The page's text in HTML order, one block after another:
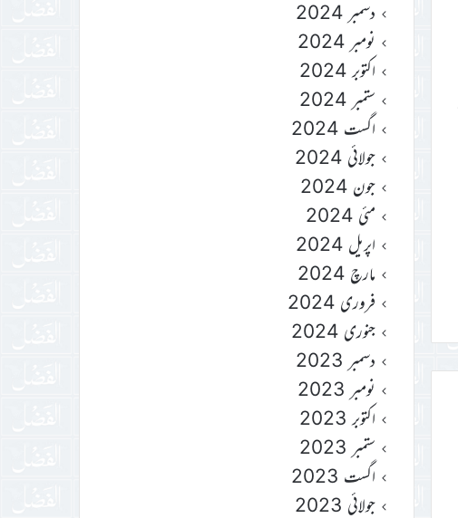
دسمبر 2024
نومبر 2024
اکتوبر 2024
ستمبر 2024
اگست 2024
جولائی 2024
جون 2024
مئی 2024
اپریل 2024
مارچ 2024
فروری 2024
جنوری 2024
دسمبر 2023
نومبر 2023
اکتوبر 2023
ستمبر 2023
اگست 2023
جولائی 2023